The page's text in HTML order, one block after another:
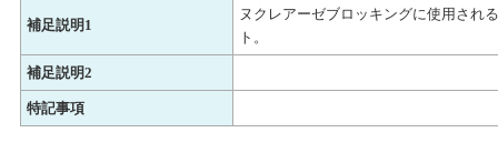
補足説明1
ヌクレアーゼブロッキングに使用され
ト。
補足説明2
特記事項